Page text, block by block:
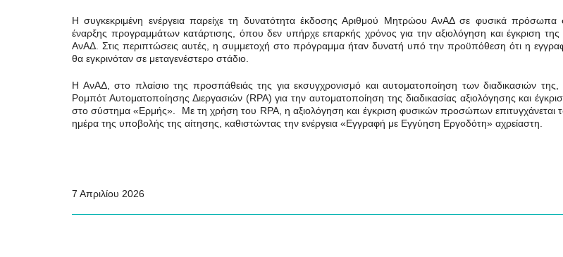
Η συγκεκριμένη ενέργεια παρείχε τη δυνατότητα έκδοσης Αριθμού Μητρώου ΑνΑΔ σε φυσικά πρόσωπα
έναρξης προγραμμάτων κατάρτισης, όπου δεν υπήρχε επαρκής χρόνος για την αξιολόγηση και έγκριση
ΑνΑΔ. Στις περιπτώσεις αυτές, η συμμετοχή στο πρόγραμμα ήταν δυνατή υπό την προϋπόθεση ότι η
θα εγκρινόταν σε μεταγενέστερο στάδιο.
Η ΑνΑΔ,στο πλαίσιο της προσπάθειάς της για εκσυγχρονισμό και αυτοματοποίηση των διαδικασιών της,
Ρομπότ Αυτοματοποίησης Διεργασιών (RPA) για την αυτοματοποίηση της διαδικασίας αξιολόγησης και
στο σύστημα «Ερμής». Με τη χρήση του RPA, η αξιολόγηση και έγκριση φυσικών προσώπων επιτυγχάνεται
ημέρα της υποβολής της αίτησης, καθιστώντας την ενέργεια «Εγγραφή με Εγγύηση Εργοδότη» αχρείαστη.
7 Απριλίου 2026